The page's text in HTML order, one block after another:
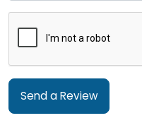
Send a Review